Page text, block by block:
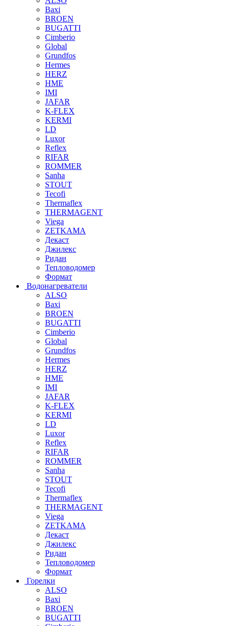
Baxi
BROEN
BUGATTI
Cimberio
Global
Grundfos
Hermes
HERZ
HME
IMI
JAFAR
K-FLEX
KERMI
LD
Luxor
Reflex
RIFAR
ROMMER
Sanha
STOUT
Tecofi
Thermaflex
THERMAGENT
Viega
ZETKAMA
Декаст
Джилекс
Ридан
Тепловодомер
Формат
Водонагреватели
ALSO
Baxi
BROEN
BUGATTI
Cimberio
Global
Grundfos
Hermes
HERZ
HME
IMI
JAFAR
K-FLEX
KERMI
LD
Luxor
Reflex
RIFAR
ROMMER
Sanha
STOUT
Tecofi
Thermaflex
THERMAGENT
Viega
ZETKAMA
Декаст
Джилекс
Ридан
Тепловодомер
Формат
Горелки
ALSO
Baxi
BROEN
BUGATTI